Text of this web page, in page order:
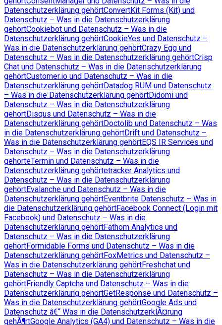
Datenschutzerklärung gehörtConvertKit Forms (Kit) und
Datenschutz – Was in die Datenschutzerklärung
gehörtCookiebot und Datenschutz – Was in die
Datenschutzerklärung gehörtCookieYes und Datenschutz –
Was in die Datenschutzerklärung gehörtCrazy Egg und
Datenschutz – Was in die Datenschutzerklärung gehörtCrisp
Chat und Datenschutz – Was in die Datenschutzerklärung
gehörtCustomer.io und Datenschutz – Was in die
Datenschutzerklärung gehörtDatadog RUM und Datenschutz
– Was in die Datenschutzerklärung gehörtDidomi und
Datenschutz – Was in die Datenschutzerklärung
gehörtDisqus und Datenschutz – Was in die
Datenschutzerklärung gehörtDoctolib und Datenschutz – Was
in die Datenschutzerklärung gehörtDrift und Datenschutz –
Was in die Datenschutzerklärung gehörtEQS IR Services und
Datenschutz – Was in die Datenschutzerklärung
gehörteTermin und Datenschutz – Was in die
Datenschutzerklärung gehörtetracker Analytics und
Datenschutz – Was in die Datenschutzerklärung
gehörtEvalanche und Datenschutz – Was in die
Datenschutzerklärung gehörtEventbrite Datenschutz – Was in
die Datenschutzerklärung gehörtFacebook Connect (Login mit
Facebook) und Datenschutz – Was in die
Datenschutzerklärung gehörtFathom Analytics und
Datenschutz – Was in die Datenschutzerklärung
gehörtFormidable Forms und Datenschutz – Was in die
Datenschutzerklärung gehörtFoxMetrics und Datenschutz –
Was in die Datenschutzerklärung gehörtFreshchat und
Datenschutz – Was in die Datenschutzerklärung
gehörtFriendly Captcha und Datenschutz – Was in die
Datenschutzerklärung gehörtGetResponse und Datenschutz –
Was in die Datenschutzerklärung gehörtGoogle Ads und
Datenschutz â€“ Was in die DatenschutzerklÃ¤rung
gehÃ¶rtGoogle Analytics (GA4) und Datenschutz – Was in die